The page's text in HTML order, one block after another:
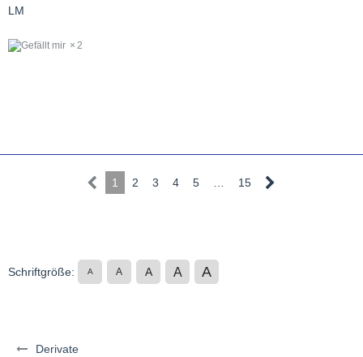
Derivate
LM
2
1 2 3 4 5 … 15
Schriftgröße: A A A A A